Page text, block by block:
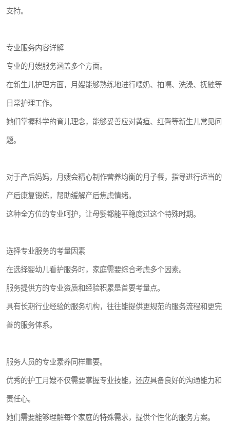
支持。
专业服务内容详解
专业的月嫂服务涵盖多个方面。
在新生儿护理方面，月嫂能够熟练地进行喂奶、拍嗝、洗澡、抚触等
日常护理工作。
她们掌握科学的育儿理念，能够妥善应对黄疸、红臀等新生儿常见问
题。
对于产后妈妈，月嫂会精心制作营养均衡的月子餐，指导进行适当的
产后康复锻炼，帮助缓解产后焦虑情绪。
这种全方位的专业呵护，让母婴都能平稳度过这个特殊时期。
选择专业服务的考量因素
在选择婴幼儿看护服务时，家庭需要综合考虑多个因素。
服务提供方的专业资质和经验积累是首要考量点。
具有长期行业经验的服务机构，往往能提供更规范的服务流程和更完
善的服务体系。
服务人员的专业素养同样重要。
优秀的护工月嫂不仅需要掌握专业技能，还应具备良好的沟通能力和
责任心。
她们需要能够理解每个家庭的特殊需求，提供个性化的服务方案。